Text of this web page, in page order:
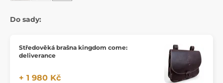
Do sady:
Středověká brašna kingdom come:
deliverance
+ 1 980 Kč